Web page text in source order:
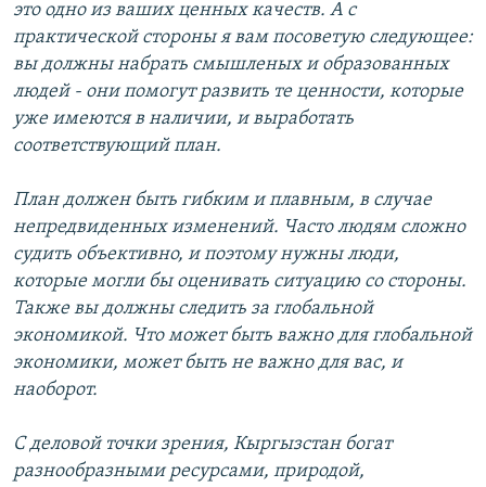
это одно из ваших ценных качеств. А с
практической стороны я вам посоветую следующее:
вы должны набрать смышленых и образованных
людей - они помогут развить те ценности, которые
уже имеются в наличии, и выработать
соответствующий план.
План должен быть гибким и плавным, в случае
непредвиденных изменений. Часто людям сложно
судить объективно, и поэтому нужны люди,
которые могли бы оценивать ситуацию со стороны.
Также вы должны следить за глобальной
экономикой. Что может быть важно для глобальной
экономики, может быть не важно для вас, и
наоборот.
С деловой точки зрения, Кыргызстан богат
разнообразными ресурсами, природой,